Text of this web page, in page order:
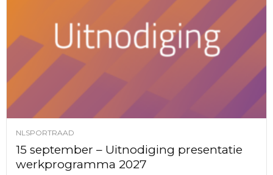
NLSPORTRAAD
15 september – Uitnodiging presentatie
werkprogramma 2027